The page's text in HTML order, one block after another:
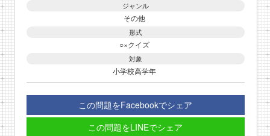
ジャンル
その他
形式
○×クイズ
対象
小学校高学年
この問題をFacebookでシェア
この問題をLINEでシェア